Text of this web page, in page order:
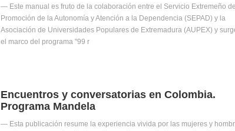
Este manual es fruto de la colaboración entre el Servicio Extremeño de
Promoción de la Autonomía y Atención a la Dependencia (SEPAD) y la
Asociación de Universidades Populares de Extremadura (AUPEX) y
el marco del programa "99 r
Encuentros y conversatorias en Colombia.
Programa Mandela
Esta publicación resume la experiencia vivida por las mujeres y